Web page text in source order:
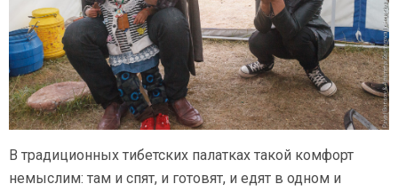
В традиционных тибетских палатках такой комфорт
немыслим: там и спят, и готовят, и едят в одном и